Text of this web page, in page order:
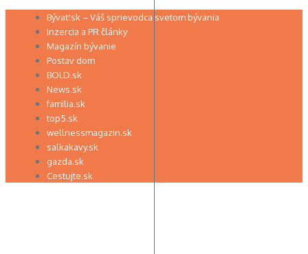
Preskočiť Bývať.sk – Váš sprievodca svetom bývania
Inzercia a PR články
Magazín bývanie
Postav dom
BOLD.sk
News.sk
familia.sk
top5.sk
wellnessmagazin.sk
salkakavy.sk
gazda.sk
Cestujte.sk